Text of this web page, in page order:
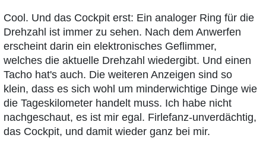
Cool. Und das Cockpit erst: Ein analoger Ring für die
Drehzahl ist immer zu sehen. Nach dem Anwerfen
erscheint darin ein elektronisches Geflimmer,
welches die aktuelle Drehzahl wiedergibt. Und einen
Tacho hat's auch. Die weiteren Anzeigen sind so
klein, dass es sich wohl um minderwichtige Dinge wie
die Tageskilometer handelt muss. Ich habe nicht
nachgeschaut, es ist mir egal. Firlefanz-unverdächtig,
das Cockpit, und damit wieder ganz bei mir.